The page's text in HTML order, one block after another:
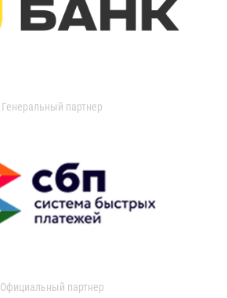
Генеральный партнер
Официальный партнер